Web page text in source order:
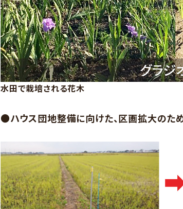
水田で栽培される花木
●ハウス団地整備に向けた、区画拡大のた